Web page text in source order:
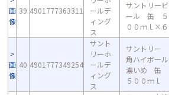
画
像
39 4901777363311
ールデ
ィング
ス
サントリービ
ール 缶 ５
００ｍｌ×６
画
像
40 4901777349254
サント
リーホ
ールデ
ィング
ス
サントリー
角ハイボール
濃いめ 缶
５００ｍｌ